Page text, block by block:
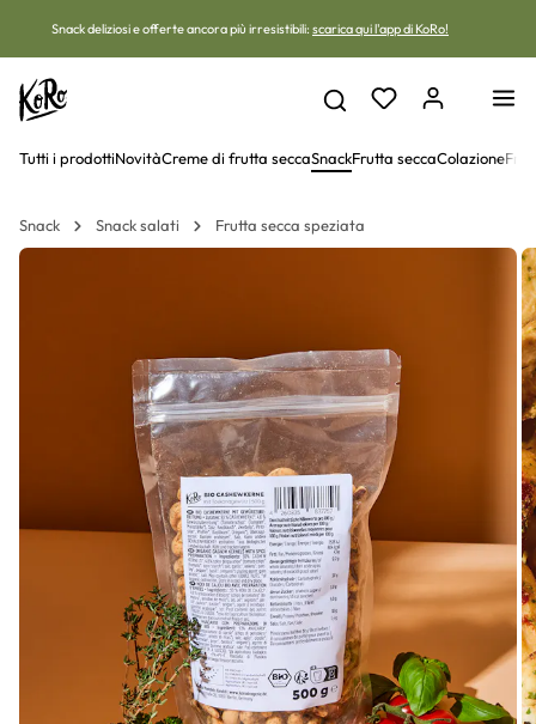
Snack deliziosi e offerte ancora più irresistibili: scarica qui l'app di KoRo!
Tutti i prodottiNovitàCreme di frutta seccaSnackFrutta seccaColazione
Snack Snack salati Frutta secca speziata